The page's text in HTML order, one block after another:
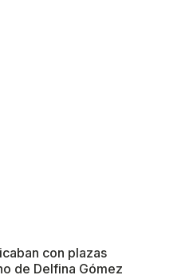
con plazas
de Delfina Gómez